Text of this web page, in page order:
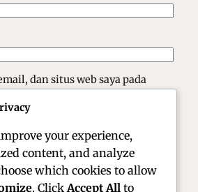
dan situs web saya pada
your experience,
content, and analyze
which cookies to allow
. Click Accept All to